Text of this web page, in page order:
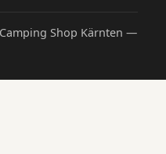
Shop Kärnten —